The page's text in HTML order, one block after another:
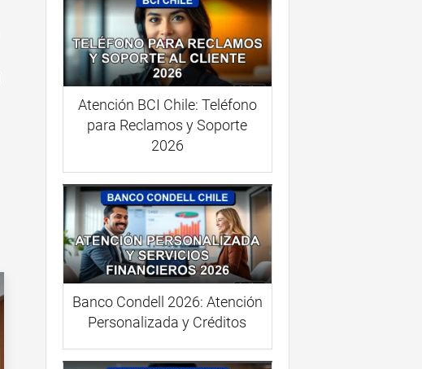
Atención BCI Chile: Teléfono
para Reclamos y Soporte
2026
Banco Condell 2026: Atención
Personalizada y Créditos